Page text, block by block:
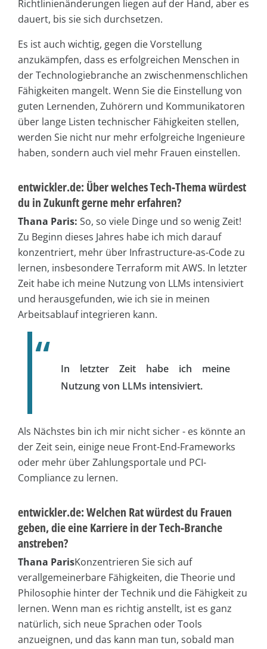
Richtlinienänderungen liegen auf der Hand, aber es
dauert, bis sie sich durchsetzen.
Es ist auch wichtig, gegen die Vorstellung
anzukämpfen, dass es erfolgreichen Menschen in
der Technologiebranche an zwischenmenschlichen
Fähigkeiten mangelt. Wenn Sie die Einstellung von
guten Lernenden, Zuhörern und Kommunikatoren
über lange Listen technischer Fähigkeiten stellen,
werden Sie nicht nur mehr erfolgreiche Ingenieure
haben, sondern auch viel mehr Frauen einstellen.
entwickler.de: Über welches Tech-Thema würdest
du in Zukunft gerne mehr erfahren?
Thana Paris: So, so viele Dinge und so wenig Zeit!
Zu Beginn dieses Jahres habe ich mich darauf
konzentriert, mehr über Infrastructure-as-Code zu
lernen, insbesondere Terraform mit AWS. In letzter
Zeit habe ich meine Nutzung von LLMs intensiviert
und herausgefunden, wie ich sie in meinen
Arbeitsablauf integrieren kann.
In letzter Zeit habe ich meine
Nutzung von LLMs intensiviert.
Als Nächstes bin ich mir nicht sicher - es könnte an
der Zeit sein, einige neue Front-End-Frameworks
oder mehr über Zahlungsportale und PCI-
Compliance zu lernen.
entwickler.de: Welchen Rat würdest du Frauen
geben, die eine Karriere in der Tech-Branche
anstreben?
Thana ParisKonzentrieren Sie sich auf
verallgemeinerbare Fähigkeiten, die Theorie und
Philosophie hinter der Technik und die Fähigkeit zu
lernen. Wenn man es richtig anstellt, ist es ganz
natürlich, sich neue Sprachen oder Tools
anzueignen, und das kann man tun, sobald man